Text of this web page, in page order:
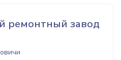
ремонтный завод